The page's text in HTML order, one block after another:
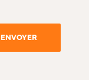
ENVOYER